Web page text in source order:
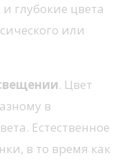
глубокие цвета
или
. Цвет
в
Естественное
в то время как